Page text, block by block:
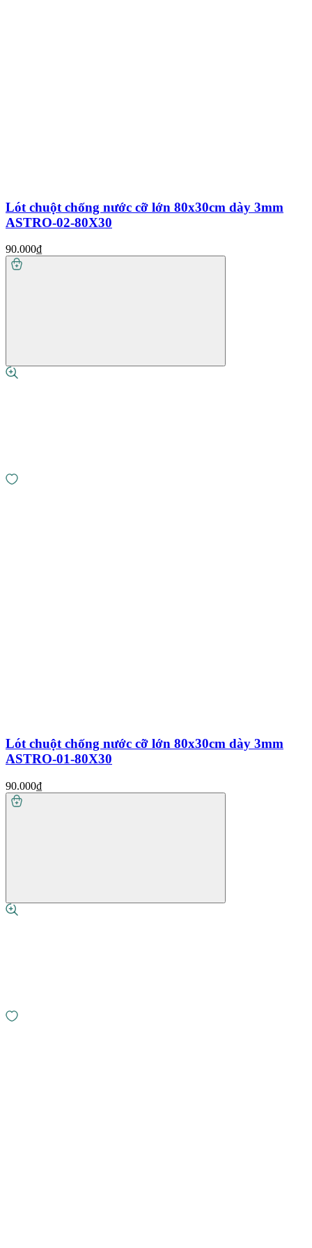
Lót chuột chống nước cỡ lớn 80x30cm dày 3mm
ASTRO-02-80X30
90.000₫
Lót chuột chống nước cỡ lớn 80x30cm dày 3mm
ASTRO-01-80X30
90.000₫